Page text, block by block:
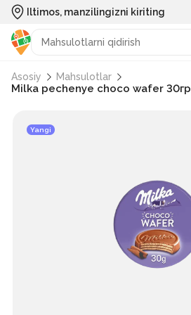
Iltimos, manzilingizni kiriting
Asosiy Mahsulotlar
Milka pechenye choco wafer 30гр
Yangi